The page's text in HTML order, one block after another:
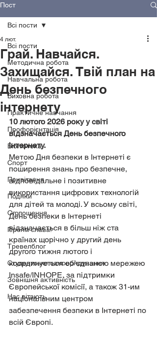
Пост
Всі пости
Методична робота
Навчальна робота
Виховна робота
Практичне навчання
Профорієнтація
Бібліотека
Спорт
Привітання
Подяки
Оголошення
Героям слава!
Тревелблог
Студентське самоврядування
Зовнішня активність
Нас вітають
Всі пости
Грай. Навчайся.
Захищайся. Твій план на
День безпечного
інтернету
4 лют.
10 лютого 2026 року у світі
відзначається День безпечного
інтернету.
Метою Дня безпеки в Інтернеті є
поширення знань про безпечне,
відповідальне і позитивне
використання цифрових технологій
для дітей та молоді. У всьому світі,
День безпеки в Інтернеті
відзначається в більш ніж ста
країнах щорічно у другий день
другого тижня лютого і
координується об’єднаною мережею
Insafe/INHOPE, за підтримки
Європейської комісії, а також 31-им
національним центром
забезпечення безпеки в Інтернеті по
всій Європі.